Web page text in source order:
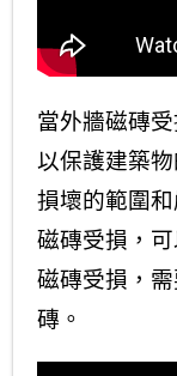
當外牆磁磚
以保護建築
損壞的範圍
磁磚受損，
磁磚受損，
磚。